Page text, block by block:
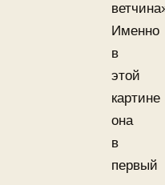
Именно
в
этой
картине
она
в
первый